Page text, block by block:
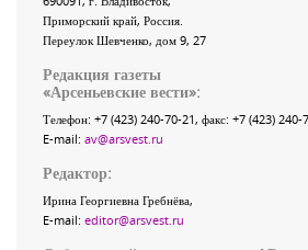
Приморский край, Россия
Переулок Шевченко, дом 9, 27
Редакция газеты
«Арсеньевские вести»:
Телефон: +7 (423) 240-70-21, факс: +7 (423) 240-
E-mail: av@arsvest.ru
Редактор:
Ирина Георгиевна Гребнёва,
E-mail: editor@arsvest.ru